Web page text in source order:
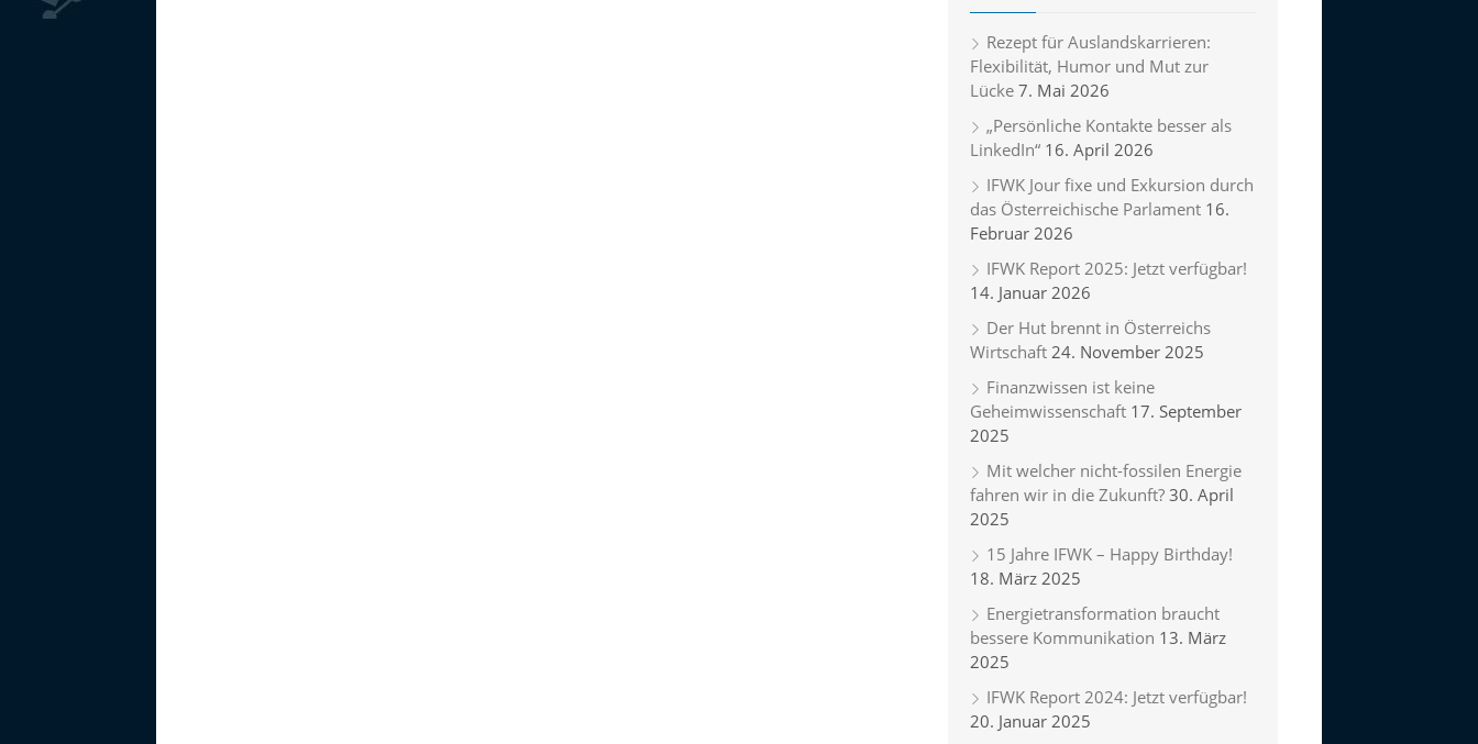
Rezept für Auslandskarrieren:
Flexibilität, Humor und Mut zur
Lücke 7. Mai 2026
„Persönliche Kontakte besser als
LinkedIn“ 16. April 2026
IFWK Jour fixe und Exkursion durch
das Österreichische Parlament 16.
Februar 2026
IFWK Report 2025: Jetzt verfügbar!
14. Januar 2026
Der Hut brennt in Österreichs
Wirtschaft 24. November 2025
Finanzwissen ist keine
Geheimwissenschaft 17. September
2025
Mit welcher nicht-fossilen Energie
fahren wir in die Zukunft? 30. April
2025
15 Jahre IFWK – Happy Birthday!
18. März 2025
Energietransformation braucht
bessere Kommunikation 13. März
2025
IFWK Report 2024: Jetzt verfügbar!
20. Januar 2025